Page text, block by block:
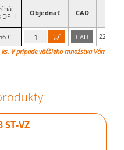
DPH
Objednať CAD
€  CAD 221
ks. V prípade väčšieho množstva Vám
ST-VZ